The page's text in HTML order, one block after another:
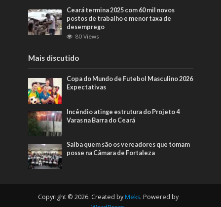
Ceará termina 2025 com 60 mil novos
postos de trabalho e menor taxa de
desemprego
80 Views
Mais discutido
Copa do Mundo de Futebol Masculino 2026
Expectativas
Incêndio atinge estrutura do Projeto 4
Varas na Barra do Ceará
Saiba quem são os vereadores que tomam
posse na Câmara de Fortaleza
Copyright © 2026. Created by Meks. Powered by